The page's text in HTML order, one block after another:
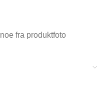
fra produktfoto